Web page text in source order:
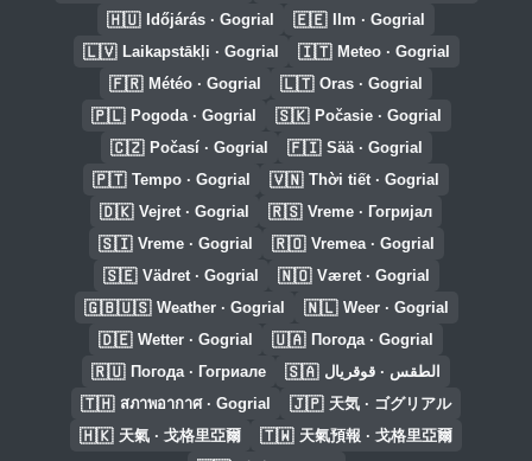
🇭🇺 Időjárás · Gogrial 🇪🇪 Ilm · Gogrial
🇱🇻 Laikapstākļi · Gogrial 🇮🇹 Meteo · Gogrial
🇫🇷 Météo · Gogrial 🇱🇹 Oras · Gogrial
🇵🇱 Pogoda · Gogrial 🇸🇰 Počasie · Gogrial
🇨🇿 Počasí · Gogrial 🇫🇮 Sää · Gogrial
🇵🇹 Tempo · Gogrial 🇻🇳 Thời tiết · Gogrial
🇩🇰 Vejret · Gogrial 🇷🇸 Vreme · Гогријал
🇸🇮 Vreme · Gogrial 🇷🇴 Vremea · Gogrial
🇸🇪 Vädret · Gogrial 🇳🇴 Været · Gogrial
🇬🇧🇺🇸 Weather · Gogrial 🇳🇱 Weer · Gogrial
🇩🇪 Wetter · Gogrial 🇺🇦 Погода · Gogrial
🇷🇺 Погода · Гогриале 🇸🇦 الطقس · قوقريال
🇹🇭 สภาพอากาศ · Gogrial 🇯🇵 天気 · ゴグリアル
🇭🇰 天氣 · 戈格里亞爾 🇹🇼 天氣預報 · 戈格里亞爾